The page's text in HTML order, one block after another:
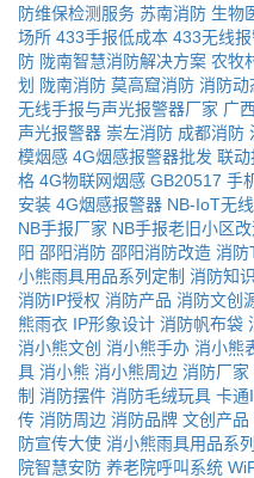
防维保检测服务 苏南消防 生物
场所 433手报低成本 433无线
防 陇南智慧消防解决方案 农牧
划
陇南消防 莫高窟消防 消防动
无线手报与声光报警器厂家 广
声光报警器 崇左消防 成都消防
模烟感 4G烟感报警器批发 联动
格 4G物联网烟感 GB20517 手
安装 4G烟感报警器 NB-IoT无
NB手报厂家 NB手报老旧小区
阳 邵阳消防 邵阳消防改造 消防
小熊雨具用品系列定制 消防知识
消防IP授权 消防产品 消防文创
熊雨衣 IP形象设计 消防帆布袋
消小熊文创 消小熊手办 消小熊
具 消小熊 消小熊周边 消防厂家
制 消防摆件 消防毛绒玩具 卡通
传 消防周边 消防品牌 文创产品
防宣传大使 消小熊雨具用品系
院智慧安防 养老院呼叫系统